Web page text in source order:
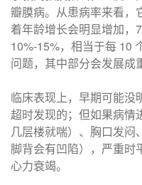
瓣膜病。从患病率来看，
着年龄增长会明显增加，
10%-15%，相当于每 10
问题，其中部分会发展成
临床表现上，早期可能没
超时发现的；但如果病情
几层楼就喘）、胸口发闷
脚背会有凹陷），严重时
心力衰竭。